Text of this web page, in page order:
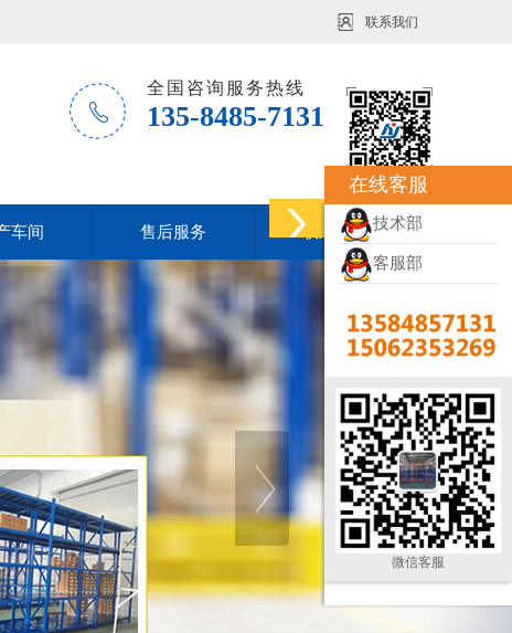
联系我们
全国咨询服务热线
135-8485-7131
车间 售后服务 联系方式
在线客服
技术部
客服部
微信客服